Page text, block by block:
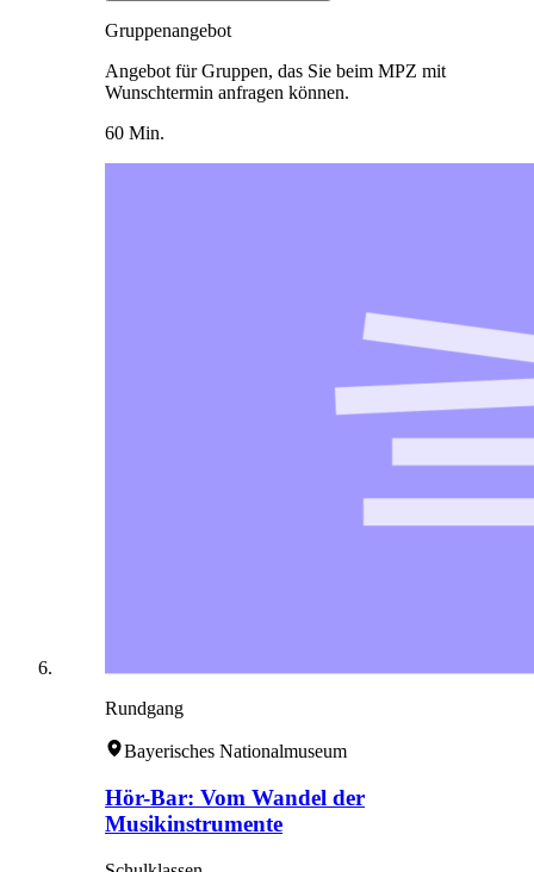
Gruppenangebot
Angebot für Gruppen, das Sie beim MPZ mit
Wunschtermin anfragen können.
60 Min.
Rundgang
Bayerisches Nationalmuseum
Hör-Bar: Vom Wandel der
Musikinstrumente